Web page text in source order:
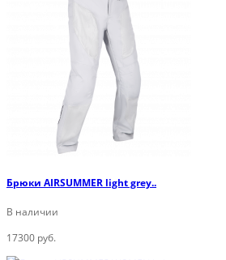
Брюки AIRSUMMER light grey..
В наличии
17300 руб.